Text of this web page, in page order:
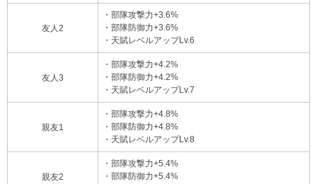
友人2
・部隊攻撃力+3.6%
・部隊防御力+3.6%
・天賦レベルアップLv.6
友人3
・部隊攻撃力+4.2%
・部隊防御力+4.2%
・天賦レベルアップLv.7
親友1
・部隊攻撃力+4.8%
・部隊防御力+4.8%
・天賦レベルアップLv.8
親友2
・部隊攻撃力+5.4%
・部隊防御力+5.4%